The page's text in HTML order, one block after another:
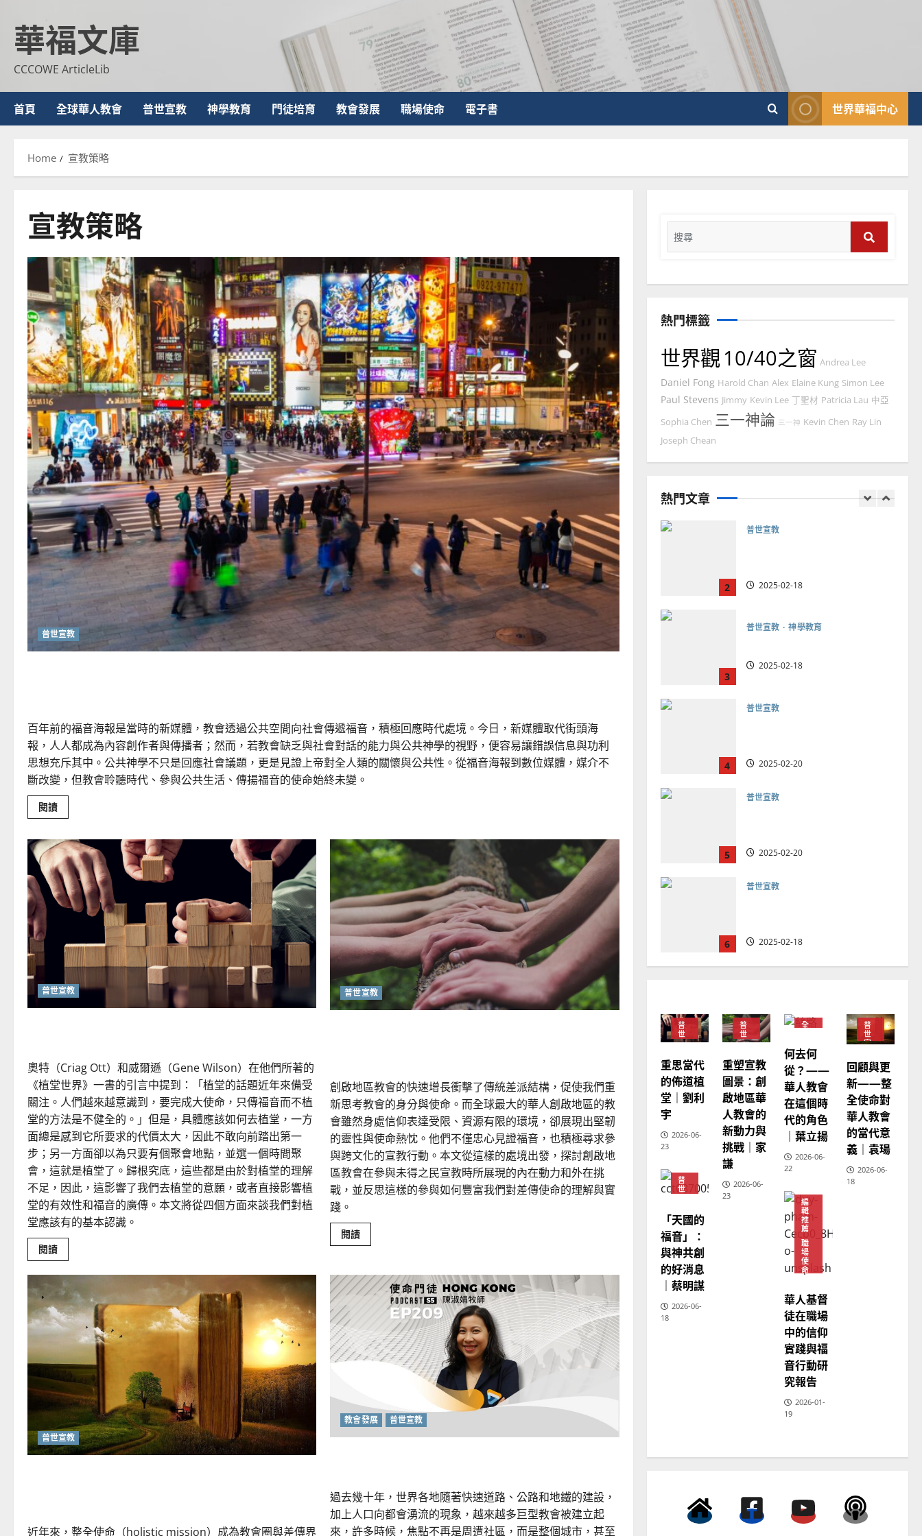
content
華福文庫
CCCOWE ArticleLib
首頁 全球華人教會 普世宣教 神學教育 門徒培育 教會發展 職場使命 電子書 世界華福中心
Home 宣教策略
宣教策略
普世宣教
百年前的福音海報是當時的新媒體，教會透過公共空間向社會傳遞福音，積極回應時代處境。今日，新媒體取代街頭海
報，人人都成為內容創作者與傳播者；然而，若教會缺乏與社會對話的能力與公共神學的視野，便容易讓錯誤信息與功利
思想充斥其中。公共神學不只是回應社會議題，更是見證上帝對全人類的關懷與公共性。從福音海報到數位媒體，媒介不
斷改變，但教會聆聽時代、參與公共生活、傳揚福音的使命始終未變。
閱讀Read
more
福
音
海
報
到
公
共
神
越
時
代
的
使
命
｜
安
普世宣教
奧特（Criag Ott）和威爾遜（Gene Wilson）在他們所著的
《植堂世界》一書的引言中提到：「植堂的話題近年來備受
關注。人們越來越意識到，要完成大使命，只傳福音而不植
堂的方法是不健全的。」但是，具體應該如何去植堂，一方
面總是感到它所要求的代價太大，因此不敢向前踏出第一
步；另一方面卻以為只要有個聚會地點，並選一個時間聚
會，這就是植堂了。歸根究底，這些都是由於對植堂的理解
不足，因此，這影響了我們去植堂的意願，或者直接影響植
堂的有效性和福音的廣傳。本文將從四個方面來談我們對植
堂應該有的基本認識。
閱讀Read
more
重
思
當
代
的
佈
道
堂
｜
劉
利
宇
普世宣教
創啟地區教會的快速增長衝擊了傳統差派結構，促使我們重
新思考教會的身分與使命。而全球最大的華人創啟地區的教
會雖然身處信仰表達受限、資源有限的環境，卻展現出堅韌
的靈性與使命熱忱。他們不僅忠心見證福音，也積極尋求參
與跨文化的宣教行動。本文從這樣的處境出發，探討創啟地
區教會在參與未得之民宣教時所展現的內在動力和外在挑
戰，並反思這樣的參與如何豐富我們對差傳使命的理解與實
踐。
閱讀Read
more
宣
教
圖
啟
地
區
華
新
動
力
與
普世宣教
近年來，整全使命（holistic mission）成為教會圈與差傳界
教會發展 普世宣教
過去幾十年，世界各地隨著快速道路、公路和地鐵的建設，
加上人口向都會湧流的現象，越來越多巨型教會被建立起
來，許多時候，焦點不再是周遭社區，而是整個城市，甚至
Search
for:
熱門標籤
世界觀10/40之窗 Andrea Lee
Daniel Fong Harold Chan Alex Elaine Kung Simon Lee
Paul Stevens Jimmy Kevin Lee 丁聖材 Patricia Lau 中亞
Sophia Chen 三一神論 三一神 Kevin Chen Ray Lin
Joseph Chean
熱門文章
向穆斯林傳福音的可行策略
｜黃約瑟
2025-02-20
普世宣教
差傳過來人的佳美見證｜歐
陽瑞萍
7
德國華人宣教經歷｜吳振
2025-02-20
教會發展 門徒培育
如何以國度思維建造地方堂
會？
2024-01-09
2
福音未及之民的定義、現況
2025-02-18
3
普世宣教
4
5
普世宣教
2025-02-20
6
普世宣教
2025-02-18
7
普世宣教
2025-02-20
1
會？
2024-01-09
2
普世宣教
福音未及之民的定義、現況
及反思｜葉大銘
2025-02-18
神學教育
宣教的整全使命｜王永信
2025-02-18
向穆斯林傳福音的可行策略
｜黃約瑟
2025-02-20
差傳過來人的佳美見證｜歐
2025-02-20
余自力
普世宣教
德國華人宣教經歷｜吳振
普
世
宣
重思當代
的佈道植
堂｜劉利
宇
2026-06-
23
普
世
宣
重塑宣教
圖景：創
啟地區華
人教會的
新動力與
挑戰｜家
謙
2026-06-
23
全
人
教
會
普
世
宣
教
何去何
從？——
華人教會
在這個時
代的角色
｜葉立揚
2026-06-
22
普
世
宣
回顧與更
新——整
全使命對
華人教會
的當代意
義｜袁瑒
2026-06-
18
普
世
神
學
教
育
「天國的
福音」：
與神共創
的好消息
｜蔡明謀
2026-06-
18
編
輯
推
薦
職
場
使
命
華人基督
徒在職場
中的信仰
實踐與福
音行動研
究報告
2026-01-
19